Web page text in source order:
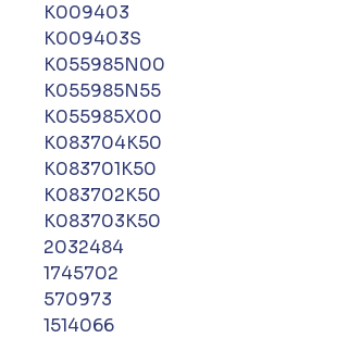
K009403
K009403S
K055985N00
K055985N55
K055985X00
K083704K50
K083701K50
K083702K50
K083703K50
2032484
1745702
570973
1514066